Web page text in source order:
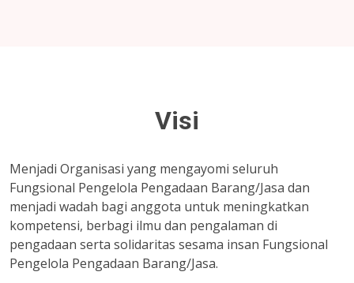
Visi
Menjadi Organisasi yang mengayomi seluruh
Fungsional Pengelola Pengadaan Barang/Jasa dan
menjadi wadah bagi anggota untuk meningkatkan
kompetensi, berbagi ilmu dan pengalaman di
pengadaan serta solidaritas sesama insan Fungsional
Pengelola Pengadaan Barang/Jasa.